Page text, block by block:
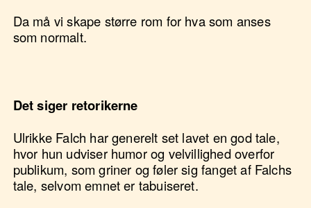
Da må vi skape større rom for hva som anses
som normalt.
Det siger retorikerne
Ulrikke Falch har generelt set lavet en god tale,
hvor hun udviser humor og velvillighed overfor
publikum, som griner og føler sig fanget af Falchs
tale, selvom emnet er tabuiseret.